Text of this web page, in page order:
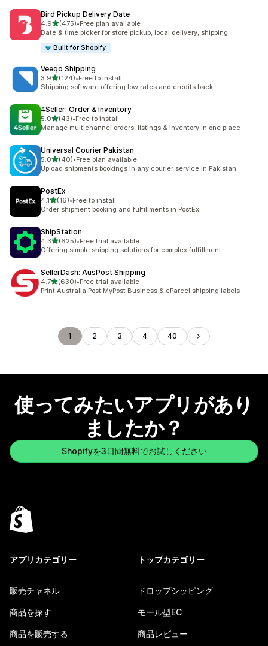
Bird Pickup Delivery Date
4.95つ星中
(475)
合計レビュー数：475件
•Free plan available
Date & time picker for store pickup, local delivery, shipping
Built for Shopify
Veeqo Shipping
3.95つ星中
(124)
合計レビュー数：124件
•Free to install
Shipping software offering low rates and credits back
4Seller: Order & Inventory
5.05つ星中
(43)
合計レビュー数：43件
•Free to install
Manage multichannel orders, listings & inventory in one place
Universal Courier Pakistan
5.05つ星中
(40)
合計レビュー数：40件
•Free plan available
Upload shipments bookings in any courier service in Pakistan.
PostEx
4.15つ星中
(16)
合計レビュー数：16件
•Free to install
Order shipment booking and fulfillments in PostEx
ShipStation
4.35つ星中
(625)
合計レビュー数：625件
•Free trial available
Offering simple shipping solutions for complex fulfillment
SellerDash: AusPost Shipping
4.75つ星中
(630)
合計レビュー数：630件
•Free trial available
Print Australia Post MyPost Business & eParcel shipping labels
1 2 3 4 40
使ってみたいアプリがあり
ましたか？
Shopifyを3日間無料でお試しください
アプリカテゴリー
販売チャネル
商品を探す
商品を販売する
トップカテゴリー
ドロップシッピング
モール型EC
商品レビュー